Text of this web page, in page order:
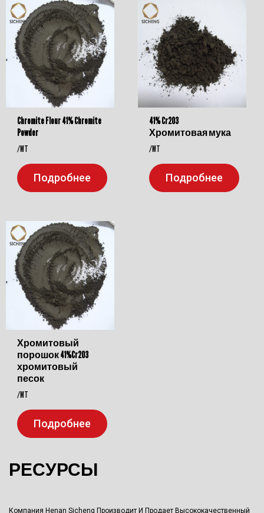
Chromite Flour 41% Chromite
Powder
/MT
Подробнее
41% Cr2O3
Хромитовая мука
/MT
Подробнее
Хромитовый
порошок 41%Cr2O3
хромитовый
песок
/MT
Подробнее
РЕСУРСЫ
Компания Henan Sicheng Производит И Продает Высококачественный